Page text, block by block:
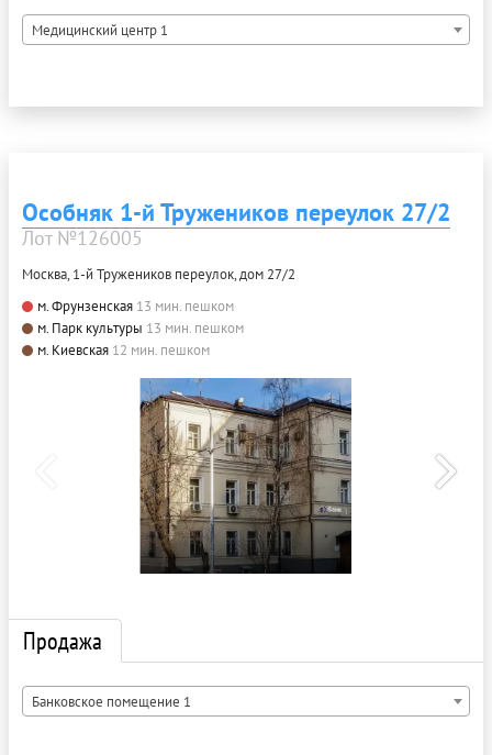
Медицинский центр 1
Особняк 1-й Тружеников переулок 27/2
Лот №126005
Москва, 1-й Тружеников переулок, дом 27/2
м. Фрунзенская 13 мин. пешком
м. Парк культуры 13 мин. пешком
м. Киевская 12 мин. пешком
Продажа
Банковское помещение 1